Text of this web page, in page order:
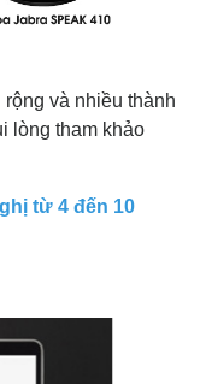
và nhiều thành
lòng tham khảo
từ 4 đến 10